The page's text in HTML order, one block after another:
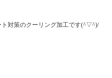
ト対策のクーリング加工です(^▽^)/